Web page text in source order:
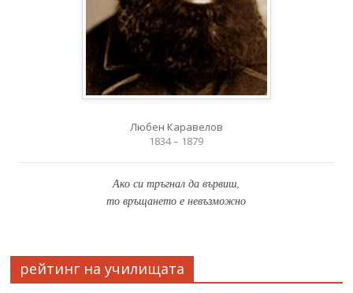
Любен Каравелов
1834 – 1879
Ако си тръгнал да вървиш,
то връщането е невъзможно
рейтинг на училищата